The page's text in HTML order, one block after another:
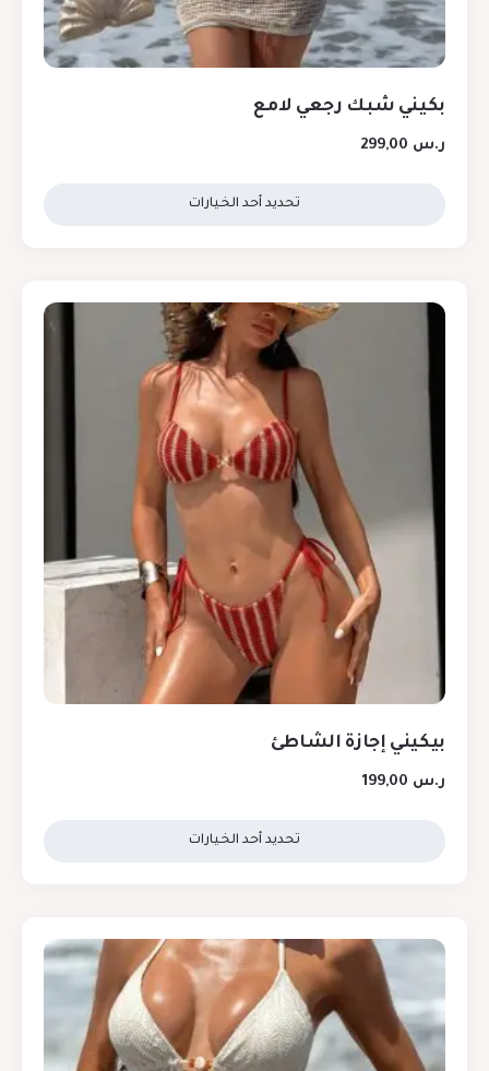
بكيني شبك رجعي لامع
ر.س
تحديد أحد الخيارات
بيكيني إجازة الشاطئ
ر.س
تحديد أحد الخيارات